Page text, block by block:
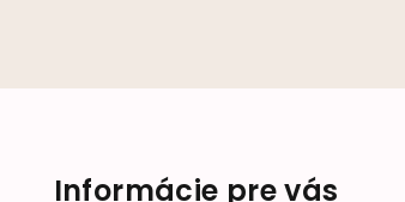
Informácie pre vás